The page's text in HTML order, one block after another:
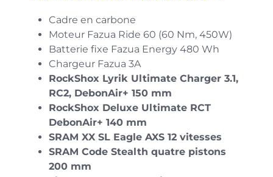
Cadre en carbone
Moteur Fazua Ride 60 (60 Nm, 450W)
Batterie fixe Fazua Energy 480 Wh
Chargeur Fazua 3A
RockShox Lyrik Ultimate Charger 3.1,
RC2, DebonAir+ 150 mm
RockShox Deluxe Ultimate RCT
DebonAir+ 140 mm
SRAM XX SL Eagle AXS 12 vitesses
SRAM Code Stealth quatre pistons
200 mm